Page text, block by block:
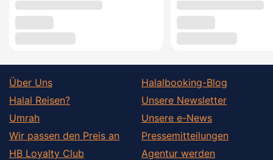
Über Uns
Halal Reisen?
Umrah
Wir passen den Preis an
HB Loyalty Club
Halalbooking-Blog
Unsere Newsletter
Unsere e-News
Pressemitteilungen
Agentur werden